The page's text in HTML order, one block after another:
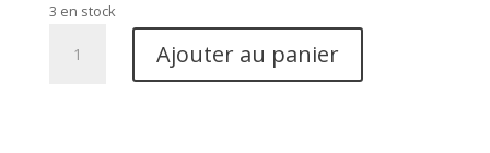
3 en stock
Ajouter au panier